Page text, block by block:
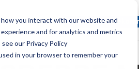
you interact with our website and
and for analytics and metrics
our Privacy Policy
in your browser to remember your
Speisekarte Ein Angebot